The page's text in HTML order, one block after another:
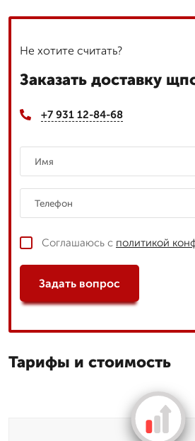
Не хотите считать?
Заказать доставку
+7 931 12-84-68
Соглашаюсь с политикой
Задать вопрос
Тарифы и стоимость